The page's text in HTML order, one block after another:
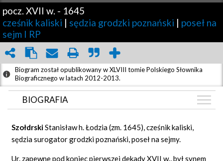
pocz. XVII w. - 1645
cześnik kaliski | sędzia grodzki poznański | poseł na
sejm I RP
Biogram został opublikowany w XLVIII tomie Polskiego Słownika
Biograficznego w latach 2012-2013.
BIOGRAFIA
GRAF POWIĄZAŃ
DYSKUSJA
SzołdrskiStanisław h. Łodzia (zm. 1645), cześnik kaliski,
sędzia surogator grodzki poznański, poseł na sejmy.
Ur. zapewne pod koniec pierwszej dekady XVII w., był synem